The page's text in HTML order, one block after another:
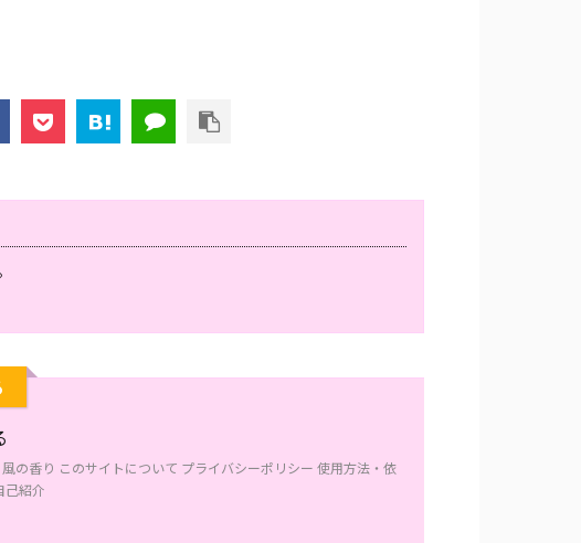
の香り このサイトについて プライバシーポリシー 使用方法・依
己紹介